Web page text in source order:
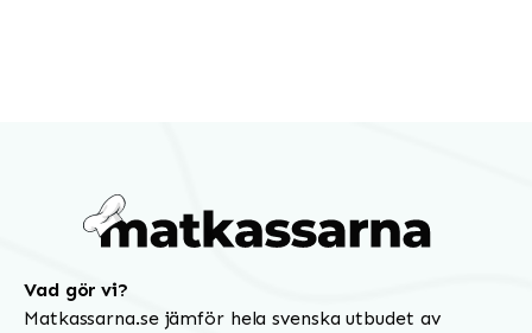
Vad gör vi?
Matkassarna.se jämför hela svenska utbudet av